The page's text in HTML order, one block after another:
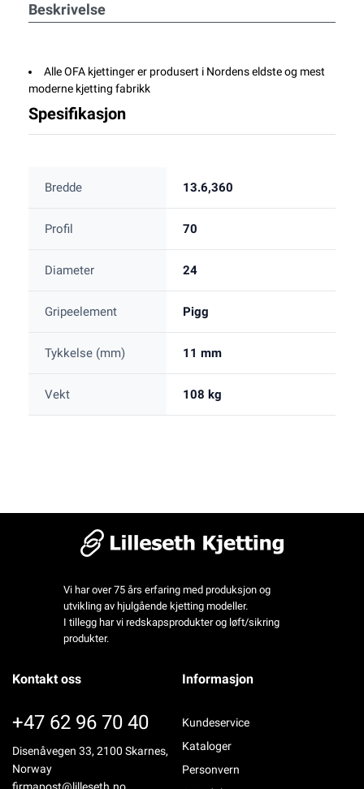
Beskrivelse
Alle OFA kjettinger er produsert i Nordens eldste og mest
moderne kjetting fabrikk
Spesifikasjon
Bredde 13.6,360
Profil 70
Diameter 24
Gripeelement Pigg
Tykkelse (mm) 11 mm
Vekt 108 kg
Vi har over 75 års erfaring med produksjon og
utvikling av hjulgående kjetting modeller.
I tillegg har vi redskapsprodukter og løft/sikring
produkter.
Kontakt oss
+47 62 96 70 40
Disenåvegen 33, 2100 Skarnes,
Norway
Informasjon
Kundeservice
Kataloger
Personvern